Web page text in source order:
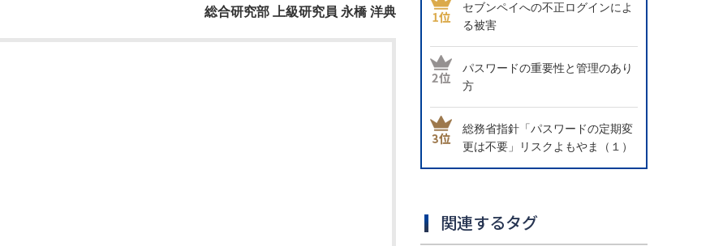
総合研究部 上級研究員 永橋 洋典
セブンペイへの不正ログインによ
る被害
パスワードの重要性と管理のあり
方
総務省指針「パスワードの定期変
更は不要」リスクよもやま（１）
関連するタグ